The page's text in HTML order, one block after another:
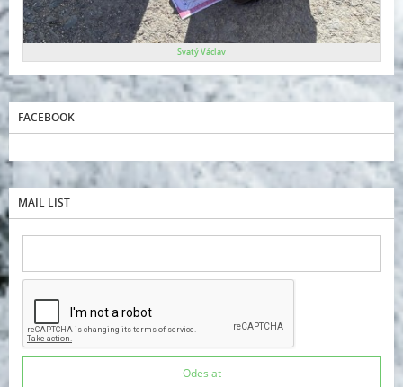
Svatý Václav
FACEBOOK
MAIL LIST